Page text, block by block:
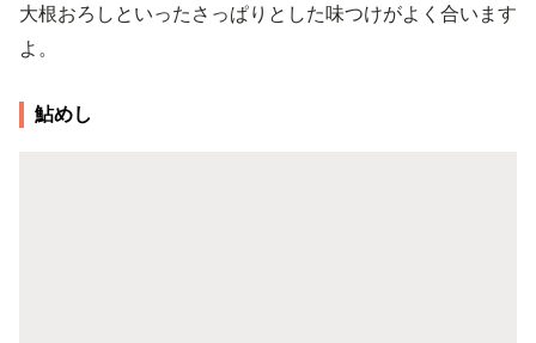
大根おろしといったさっぱりとした味つけがよく合います
よ。
鮎めし